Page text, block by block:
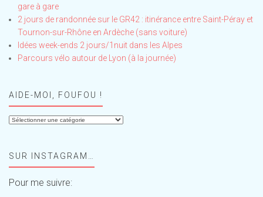
gare à gare
2 jours de randonnée sur le GR42 : itinérance entre Saint-Péray et
Tournon-sur-Rhône en Ardèche (sans voiture)
Idées week-ends 2 jours/1nuit dans les Alpes
Parcours vélo autour de Lyon (à la journée)
AIDE-MOI, FOUFOU !
Aide-
!SUR INSTAGRAM…
Pour me suivre: